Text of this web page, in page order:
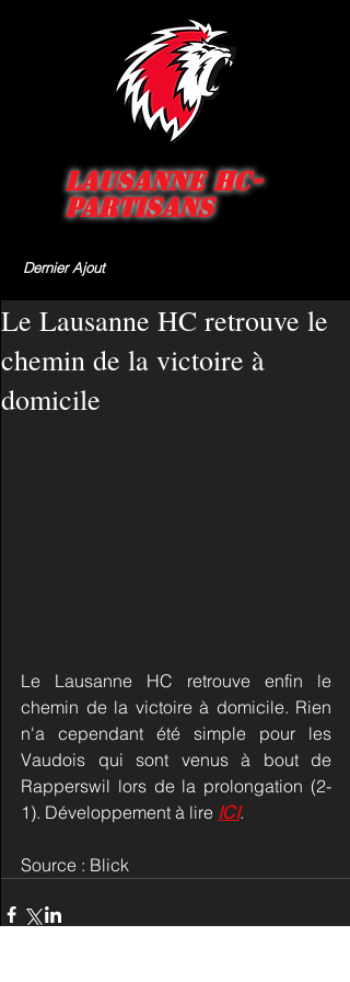
Lausanne HC-
Partisans
Dernier Ajout
Le Lausanne HC retrouve le
chemin de la victoire à
domicile
Le Lausanne HC retrouve enfin le
chemin de la victoire à domicile. Rien
n'a cependant été simple pour les
Vaudois qui sont venus à bout de
Rapperswil lors de la prolongation (2-
1). Développement à lire ICI.
Source : Blick